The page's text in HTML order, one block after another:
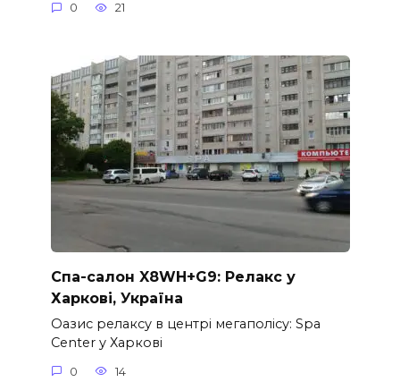
0 21
Спа-салон X8WH+G9: Релакс у
Харкові, Україна
Оазис релаксу в центрі мегаполісу: Spa
Center у Харкові
0 14